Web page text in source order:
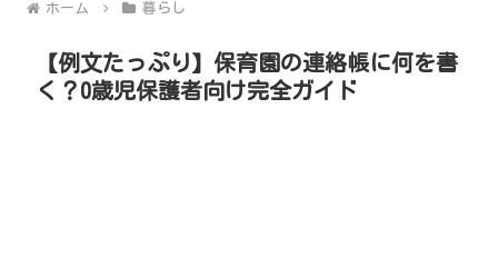
ホーム 暮らし
【例文たっぷり】保育園の連絡帳に何を書
く？0歳児保護者向け完全ガイド